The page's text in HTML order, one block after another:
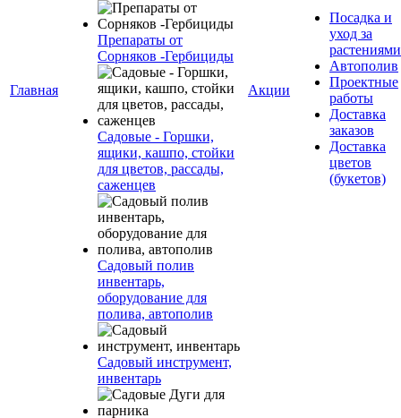
Главная
Препараты от
Сорняков -Гербициды
Садовые - Горшки,
ящики, кашпо, стойки
для цветов, рассады,
саженцев
Садовый полив
инвентарь,
оборудование для
полива, автополив
Садовый инструмент,
инвентарь
Акции
Посадка и
уход за
растениями
Автополив
Проектные
работы
Доставка
заказов
Доставка
цветов
(букетов)